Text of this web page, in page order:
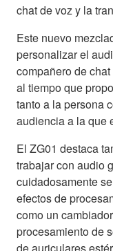
chat de voz y la
Este nuevo
personalizar el
compañero de
al tiempo que
tanto a la persona
audiencia a la que
El ZG01 destaca
trabajar con audio
cuidadosamente
efectos de
como un
procesamiento de